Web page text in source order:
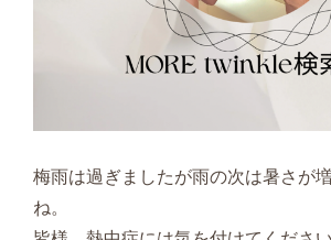
梅雨は過ぎましたが雨の次は暑さが
ね。